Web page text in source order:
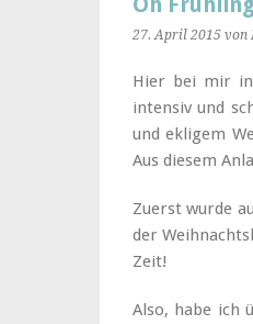
27. April 2015 von
Hier bei mir
intensiv und
und ekligem
Aus diesem
Zuerst wurde
der
Zeit!
Also, habe ich